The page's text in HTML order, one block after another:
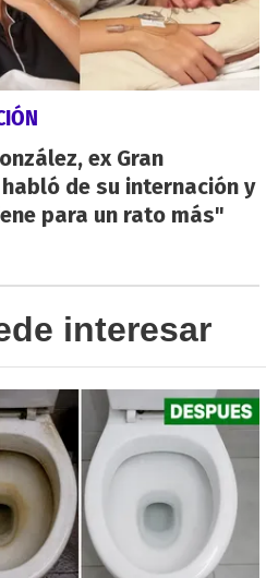
ex Gran
de su internación y
para un rato más"
interesar